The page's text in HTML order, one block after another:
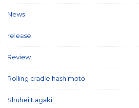
News
release
Review
Rolling cradle hashimoto
Shuhei Itagaki